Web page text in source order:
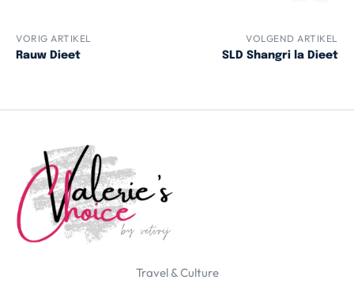
VORIG ARTIKEL
Rauw Dieet
VOLGEND ARTIKEL
SLD Shangri la Dieet
Travel & Culture